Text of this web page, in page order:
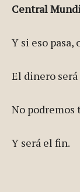
Central
Y si eso
El dinero
No podremos
Y será el fin.